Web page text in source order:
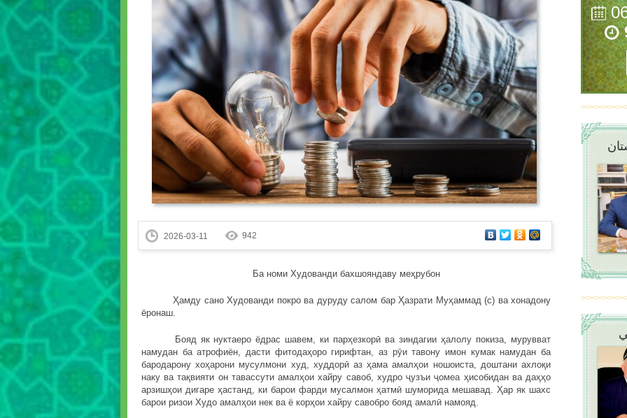
2026-03-11 942
Ба номи Худованди бахшояндаву меҳрубон
Ҳамду сано Худованди покро ва дуруду салом бар Ҳазрати Муҳаммад (с) ва хонадону
ёронаш.
Бояд як нуктаеро ёдрас шавем, ки парҳезкорӣ ва зиндагии ҳалолу покиза, мурувват
намудан ба атрофиён, дасти фитодаҳоро гирифтан, аз рӯи тавону имон кумак намудан ба
бародарону хоҳарони мусулмони худ, худдорӣ аз ҳама амалҳои ношоиста, доштани ахлоқи
наку ва тақвияти он тавассути амалҳои хайру савоб, худро ҷузъи ҷомеа ҳисобидан ва даҳҳо
арзишҳои дигаре ҳастанд, ки барои фарди мусалмон ҳатмӣ шуморида мешавад. Ҳар як шахс
барои ризои Худо амалҳои нек ва ё корҳои хайру савобро бояд амалӣ намояд.